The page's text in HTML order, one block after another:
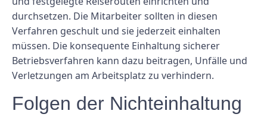
durchsetzen. Die Mitarbeiter sollten in diesen
Verfahren geschult und sie jederzeit einhalten
müssen. Die konsequente Einhaltung sicherer
Betriebsverfahren kann dazu beitragen, Unfälle und
Verletzungen am Arbeitsplatz zu verhindern.
Folgen der Nichteinhaltung